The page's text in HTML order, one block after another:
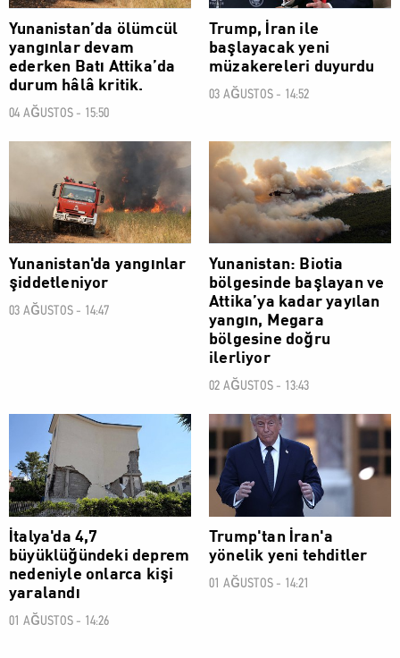
Yunanistan’da ölümcül
yangınlar devam
ederken Batı Attika’da
durum hâlâ kritik.
04 AĞUSTOS - 15:50
Trump, İran ile
başlayacak yeni
müzakereleri duyurdu
03 AĞUSTOS - 14:52
Yunanistan'da yangınlar
şiddetleniyor
03 AĞUSTOS - 14:47
DÜNYA
Yunanistan: Biotia
bölgesinde başlayan ve
Attika’ya kadar yayılan
yangın, Megara
bölgesine doğru
ilerliyor
02 AĞUSTOS - 13:43
DÜNYA
İtalya'da 4,7
büyüklüğündeki deprem
nedeniyle onlarca kişi
yaralandı
01 AĞUSTOS - 14:26
DÜNYA
Trump'tan İran'a
yönelik yeni tehditler
01 AĞUSTOS - 14:21